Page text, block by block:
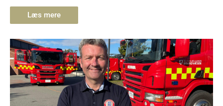
Læs mere